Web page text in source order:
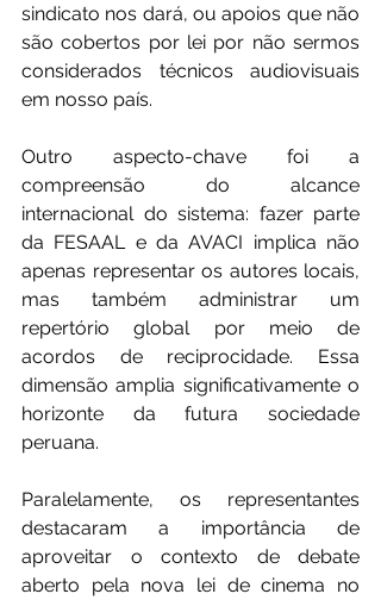
sindicato nos dará, ou apoios que não
são cobertos por lei por não sermos
considerados técnicos audiovisuais
em nosso país.
Outro aspecto-chave foi a
compreensão do alcance
internacional do sistema: fazer parte
da FESAAL e da AVACI implica não
apenas representar os autores locais,
mas também administrar um
repertório global por meio de
acordos de reciprocidade. Essa
dimensão amplia significativamente o
horizonte da futura sociedade
peruana.
Paralelamente, os representantes
destacaram a importância de
aproveitar o contexto de debate
aberto pela nova lei de cinema no